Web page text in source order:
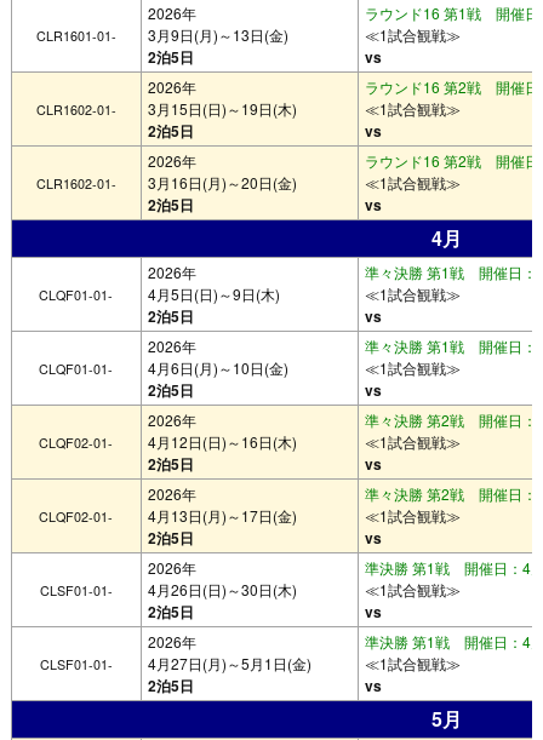
CLR1601-01-
2026年
3月9日(月)～13日(金)
2泊5日
ラウンド16 第1戦 開催日
≪1試合観戦≫
vs
CLR1602-01-
2026年
3月15日(日)～19日(木)
2泊5日
ラウンド16 第2戦 開催日
≪1試合観戦≫
vs
CLR1602-01-
2026年
3月16日(月)～20日(金)
2泊5日
ラウンド16 第2戦 開催日
≪1試合観戦≫
vs
4月
CLQF01-01-
2026年
4月5日(日)～9日(木)
2泊5日
準々決勝 第1戦 開催日：
≪1試合観戦≫
vs
CLQF01-01-
2026年
4月6日(月)～10日(金)
2泊5日
準々決勝 第1戦 開催日：
≪1試合観戦≫
vs
CLQF02-01-
2026年
4月12日(日)～16日(木)
2泊5日
準々決勝 第2戦 開催日：
≪1試合観戦≫
vs
CLQF02-01-
2026年
4月13日(月)～17日(金)
2泊5日
準々決勝 第2戦 開催日：
≪1試合観戦≫
vs
CLSF01-01-
2026年
4月26日(日)～30日(木)
2泊5日
準決勝 第1戦 開催日：4
≪1試合観戦≫
vs
CLSF01-01-
2026年
4月27日(月)～5月1日(金)
2泊5日
準決勝 第1戦 開催日：4
≪1試合観戦≫
vs
5月